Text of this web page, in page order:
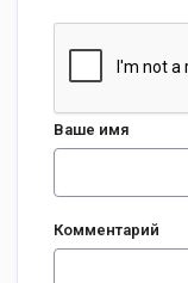
Ваше имя
Комментарий